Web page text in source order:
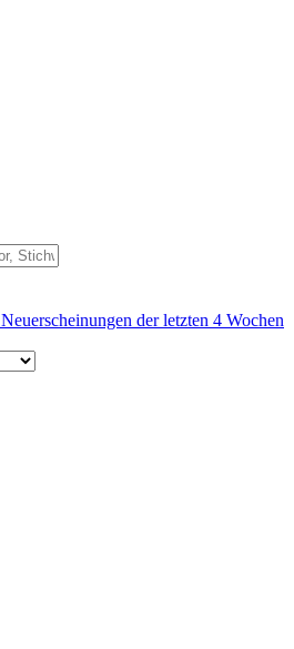
Neuerscheinungen der letzten 4 Wochen